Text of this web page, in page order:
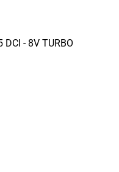
DCI - 8V TURBO